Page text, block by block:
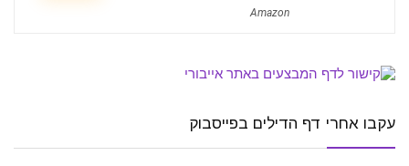
Amazon
עקבו אחרי דף הדילים בפייסבוק